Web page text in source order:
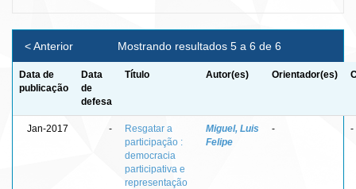
Mostrando resultados 5 a 6 de 6
< Anterior
Data de
publicação
Data
de
defesa
Título Autor(es) Orientador(es)
Jan-2017 -
Resgatar a
participação :
democracia
participativa e
representação
Miguel, Luis
Felipe
- -